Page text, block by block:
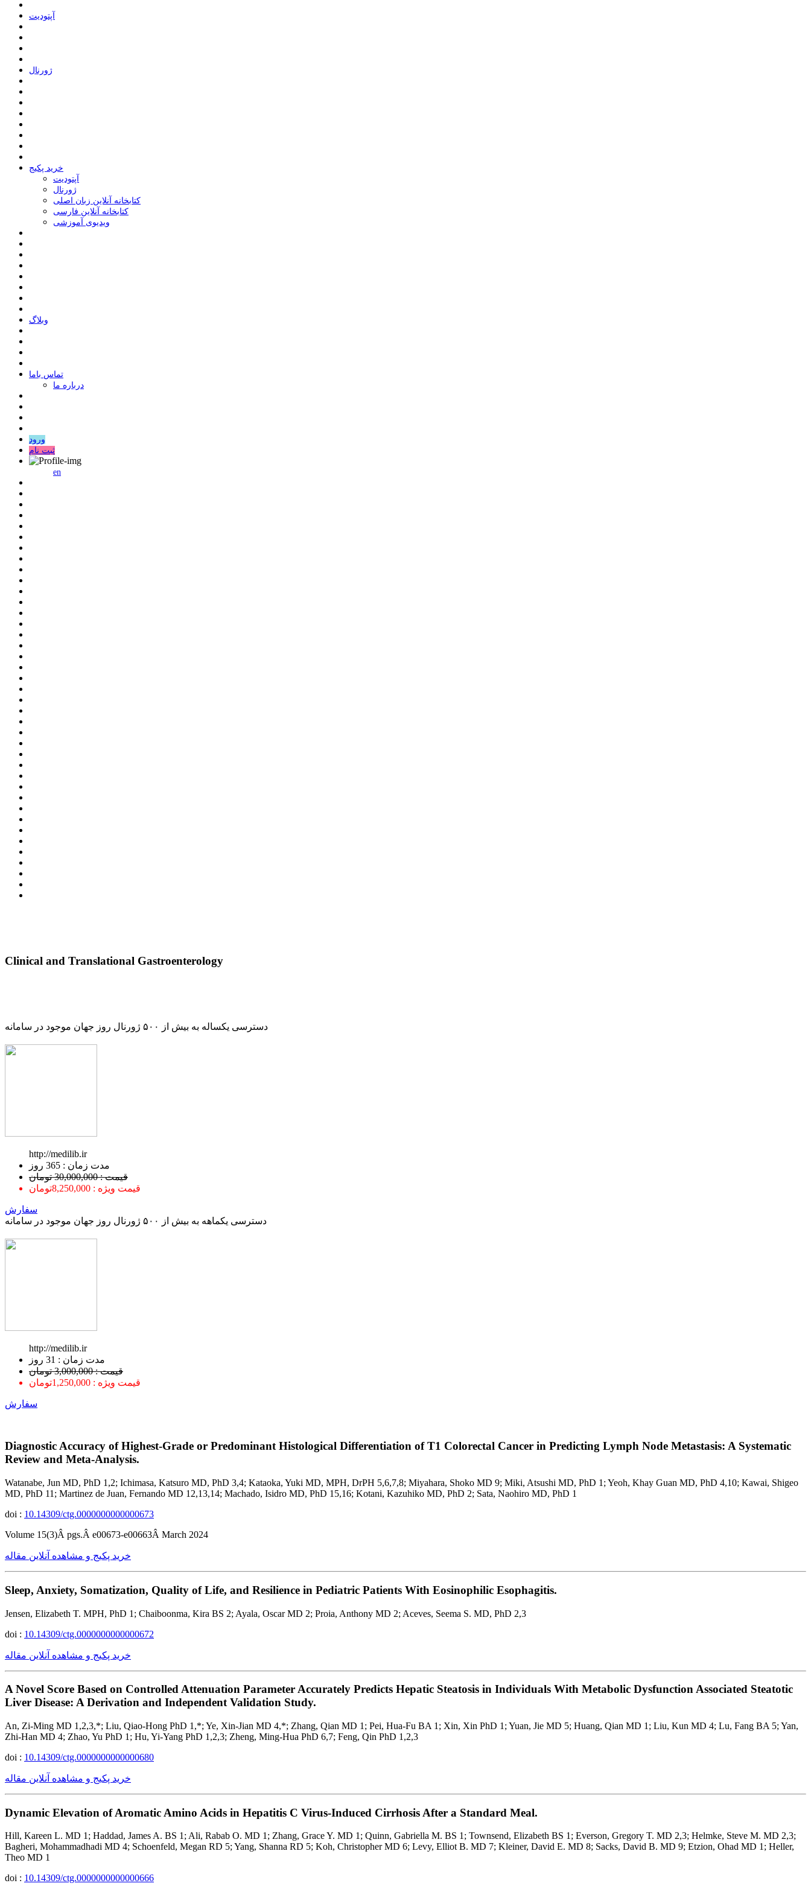
ﺁﭘﺘﻮﺩﯾﺖ
ﮊﻭﺭﻧﺎﻝ
خرید پکیج
ﺁﭘﺘﻮﺩﯾﺖ
ﮊﻭﺭﻧﺎﻝ
کتابخانه آنلاین زبان اصلی
کتابخانه آنلاین فارسی
ویدیوی آموزشی
وبلاگ
ﺗﻤﺎﺱ ﺑﺎﻣﺎ
درباره ما
ورود
ثبت نام
en
Clinical and Translational Gastroenterology
دسترسی یکساله به بیش از ۵۰۰ ژورنال روز جهان موجود در سامانه
http://medilib.ir
ﻣﺪﺕ ﺯﻣﺎﻥ : 365 ﺭﻭﺯ
قیمت : 30,000,000 تومان
قیمت ویژه : 8,250,000تومان
سفارش
دسترسی یکماهه به بیش از ۵۰۰ ژورنال روز جهان موجود در سامانه
http://medilib.ir
ﻣﺪﺕ ﺯﻣﺎﻥ : 31 ﺭﻭﺯ
قیمت : 3,000,000 تومان
قیمت ویژه : 1,250,000تومان
سفارش
Diagnostic Accuracy of Highest-Grade or Predominant Histological Differentiation of T1 Colorectal Cancer in Predicting Lymph Node Metastasis: A Systematic
Review and Meta-Analysis.
Watanabe, Jun MD, PhD 1,2; Ichimasa, Katsuro MD, PhD 3,4; Kataoka, Yuki MD, MPH, DrPH 5,6,7,8; Miyahara, Shoko MD 9; Miki, Atsushi MD, PhD 1; Yeoh, Khay Guan MD, PhD 4,10; Kawai, Shigeo
MD, PhD 11; Martinez de Juan, Fernando MD 12,13,14; Machado, Isidro MD, PhD 15,16; Kotani, Kazuhiko MD, PhD 2; Sata, Naohiro MD, PhD 1
doi : 10.14309/ctg.0000000000000673
Volume 15(3)Â pgs.Â e00673-e00663Â March 2024
خرید پکیج و مشاهده آنلاین مقاله
Sleep, Anxiety, Somatization, Quality of Life, and Resilience in Pediatric Patients With Eosinophilic Esophagitis.
Jensen, Elizabeth T. MPH, PhD 1; Chaiboonma, Kira BS 2; Ayala, Oscar MD 2; Proia, Anthony MD 2; Aceves, Seema S. MD, PhD 2,3
doi : 10.14309/ctg.0000000000000672
خرید پکیج و مشاهده آنلاین مقاله
A Novel Score Based on Controlled Attenuation Parameter Accurately Predicts Hepatic Steatosis in Individuals With Metabolic Dysfunction Associated Steatotic
Liver Disease: A Derivation and Independent Validation Study.
An, Zi-Ming MD 1,2,3,*; Liu, Qiao-Hong PhD 1,*; Ye, Xin-Jian MD 4,*; Zhang, Qian MD 1; Pei, Hua-Fu BA 1; Xin, Xin PhD 1; Yuan, Jie MD 5; Huang, Qian MD 1; Liu, Kun MD 4; Lu, Fang BA 5; Yan,
Zhi-Han MD 4; Zhao, Yu PhD 1; Hu, Yi-Yang PhD 1,2,3; Zheng, Ming-Hua PhD 6,7; Feng, Qin PhD 1,2,3
doi : 10.14309/ctg.0000000000000680
خرید پکیج و مشاهده آنلاین مقاله
Dynamic Elevation of Aromatic Amino Acids in Hepatitis C Virus-Induced Cirrhosis After a Standard Meal.
Hill, Kareen L. MD 1; Haddad, James A. BS 1; Ali, Rabab O. MD 1; Zhang, Grace Y. MD 1; Quinn, Gabriella M. BS 1; Townsend, Elizabeth BS 1; Everson, Gregory T. MD 2,3; Helmke, Steve M. MD 2,3;
Bagheri, Mohammadhadi MD 4; Schoenfeld, Megan RD 5; Yang, Shanna RD 5; Koh, Christopher MD 6; Levy, Elliot B. MD 7; Kleiner, David E. MD 8; Sacks, David B. MD 9; Etzion, Ohad MD 1; Heller,
Theo MD 1
doi : 10.14309/ctg.0000000000000666